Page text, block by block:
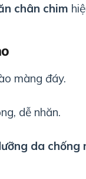
chân chim
màng đáy.
dễ nhăn.
da chống